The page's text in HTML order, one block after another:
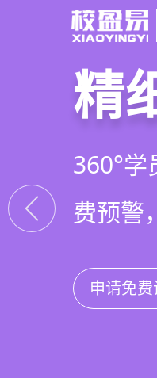
教
以学员
复购转
申请免费
智
线索自
析，打
申请免费
精
360°
费预警
申请免费
私
集成企
具，实
申请免费